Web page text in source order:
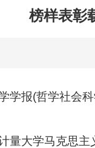
榜样表彰
学报(哲学社会
量大学马克思主